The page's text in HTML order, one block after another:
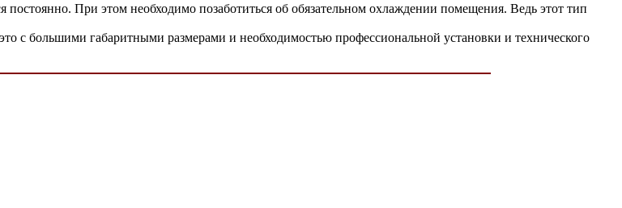
При этом необходимо позаботиться об обязательном охлаждении помещения. Ведь этот тип
с большими габаритными размерами и необходимостью профессиональной установки и технического